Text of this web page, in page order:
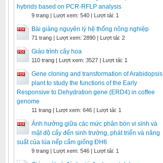
hybrids based on PCR-RFLP analysis
9 trang | Lượt xem: 540 | Lượt tải: 1
Bài giảng nguyên lý hệ thống nông nghiệp
71 trang | Lượt xem: 2890 | Lượt tải: 2
Giáo trình cây hoa
110 trang | Lượt xem: 3527 | Lượt tải: 1
Gene cloning and transformation of Arabidopsis
plant to study the functions of the Early
Responsive to Dehydration gene (ERD4) in coffee
genome
11 trang | Lượt xem: 646 | Lượt tải: 1
Ảnh hưởng giữa các mức phân bón vi sinh và
mật độ cấy đến sinh trưởng, phát triển và năng
suất của lúa nếp cẩm giống ĐH6
9 trang | Lượt xem: 546 | Lượt tải: 1